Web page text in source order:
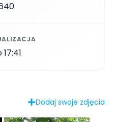
Dodaj swoje zdjęcia